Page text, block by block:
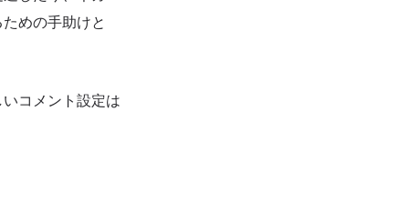
めの手助けと
コメント設定は